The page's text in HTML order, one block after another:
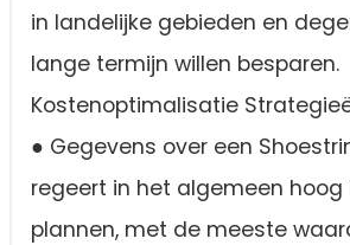
in landelijke gebieden en
lange termijn willen besparen.
Kostenoptimalisatie
● Gegevens over een
regeert in het algemeen
plannen, met de meeste